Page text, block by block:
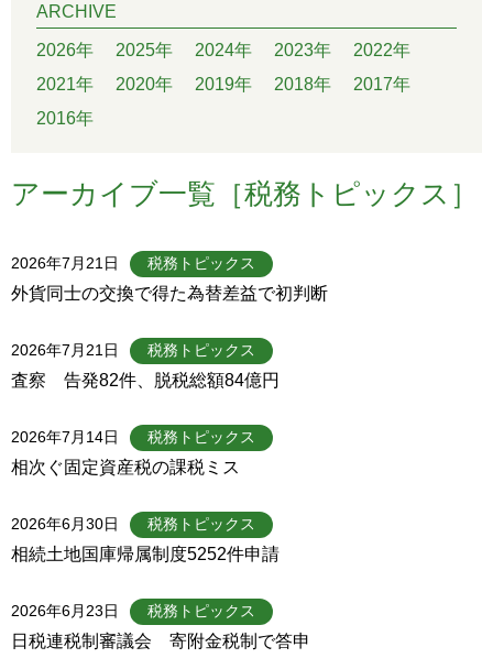
ARCHIVE
2026年 2025年 2024年 2023年
2022年
2021年
2020年 2019年 2018年
2017年
2016年
アーカイブ一覧［税務トピックス］
2026年7月21日 税務トピックス
外貨同士の交換で得た為替差益で初判断
2026年7月21日 税務トピックス
査察 告発82件、脱税総額84億円
2026年7月14日 税務トピックス
相次ぐ固定資産税の課税ミス
2026年6月30日 税務トピックス
相続土地国庫帰属制度5252件申請
2026年6月23日 税務トピックス
日税連税制審議会 寄附金税制で答申